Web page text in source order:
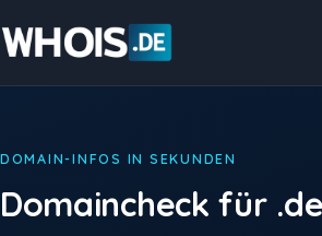
DOMAIN-INFOS IN SEKUNDEN
Domaincheck für